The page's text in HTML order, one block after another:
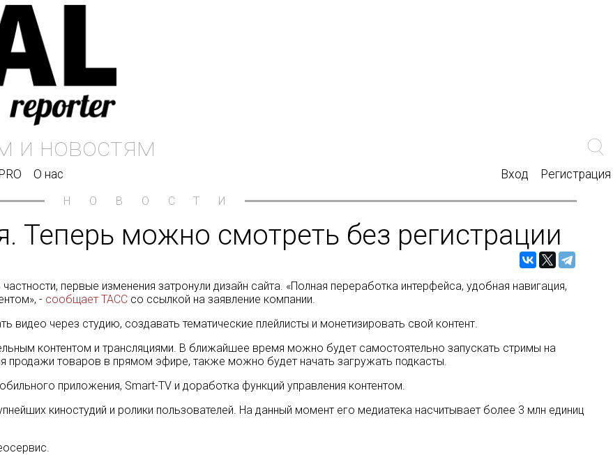
PRO О нас Вход Регистрация
НОВОСТИ
Теперь можно смотреть без регистрации
первые изменения затронули дизайн сайта. «Полная переработка интерфейса, удобная навигация,
- сообщает ТАССсо ссылкой на заявление компании.
видео через студию, создавать тематические плейлисты и монетизировать свой контент.
контентом и трансляциями. В ближайшее время можно будет самостоятельно запускать стримы на
продажи товаров в прямом эфире, также можно будет начать загружать подкасты.
приложения, Smart-TV и доработка функций управления контентом.
киностудий и ролики пользователей. На данный момент его медиатека насчитывает более 3 млн единиц